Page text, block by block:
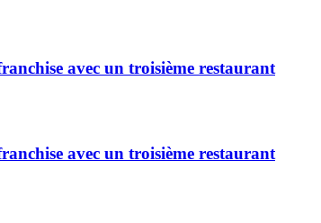
avec un troisième restaurant
avec un troisième restaurant